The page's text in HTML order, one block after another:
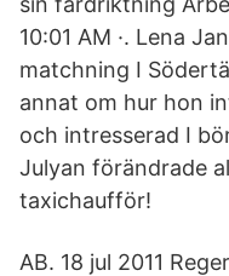
10:01 AM ·. Lena
matchning I
annat om hur hon
och intresserad I
Julyan förändrade
taxichaufför!
AB. 18 jul 2011